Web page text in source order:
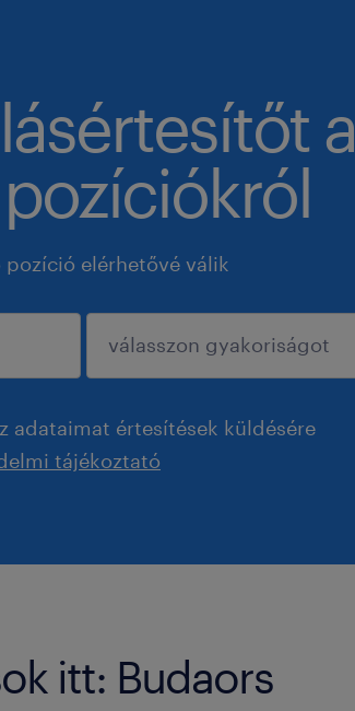
a
elérhetővé válik
adataimat értesítések küldésére
tájékoztató
itt: Budaors